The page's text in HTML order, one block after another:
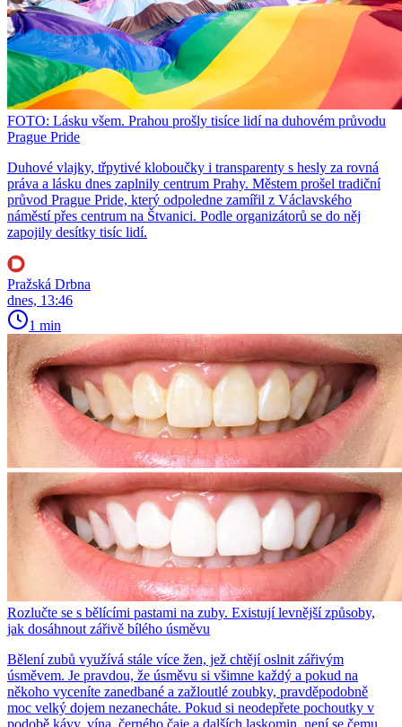
FOTO: Lásku všem. Prahou prošly tisíce lidí na duhovém průvodu
Prague Pride
Duhové vlajky, třpytivé kloboučky i transparenty s hesly za rovná
práva a lásku dnes zaplnily centrum Prahy. Městem prošel tradiční
průvod Prague Pride, který odpoledne zamířil z Václavského
náměstí přes centrum na Štvanici. Podle organizátorů se do něj
zapojily desítky tisíc lidí.
Pražská Drbna
dnes, 13:46
1 min
Rozlučte se s bělícími pastami na zuby. Existují levnější způsoby,
jak dosáhnout zářivě bílého úsměvu
Bělení zubů využívá stále více žen, jež chtějí oslnit zářivým
úsměvem. Je pravdou, že úsměvu si všimne každý a pokud na
někoho vyceníte zanedbané a zažloutlé zoubky, pravděpodobně
moc velký dojem nezanecháte. Pokud si neodepřete pochoutky v
podobě kávy, vína, černého čaje a dalších laskomin, není se čemu